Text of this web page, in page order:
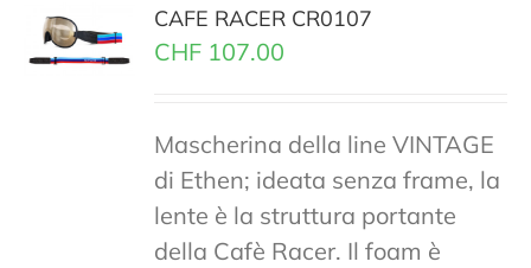
CAFE RACER CR0107
CHF 107.00
Mascherina della line VINTAGE
di Ethen; ideata senza frame, la
lente è la struttura portante
della Cafè Racer. Il foam è